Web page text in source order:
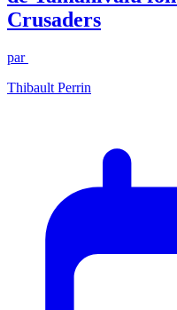
Crusaders
par
Thibault Perrin